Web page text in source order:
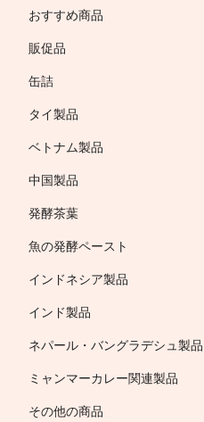
おすすめ商品
販促品
缶詰
タイ製品
ベトナム製品
中国製品
発酵茶葉
魚の発酵ペースト
インドネシア製品
インド製品
ネパール・バングラデシュ製品
ミャンマーカレー関連製品
その他の商品